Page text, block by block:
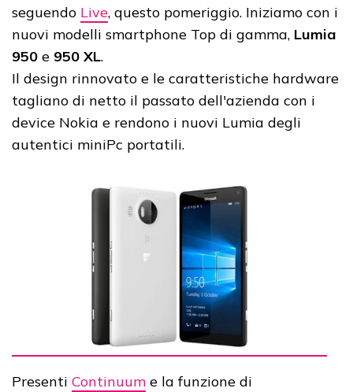
seguendo Live, questo pomeriggio. Iniziamo con i
nuovi modelli smartphone Top di gamma, Lumia
950 e 950 XL.
Il design rinnovato e le caratteristiche hardware
tagliano di netto il passato dell'azienda con i
device Nokia e rendono i nuovi Lumia degli
autentici miniPc portatili.
Presenti Continuum e la funzione di